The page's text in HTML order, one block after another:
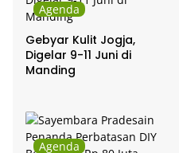
Agenda
Gebyar Kulit Jogja,
Digelar 9-11 Juni di
Manding
Agenda